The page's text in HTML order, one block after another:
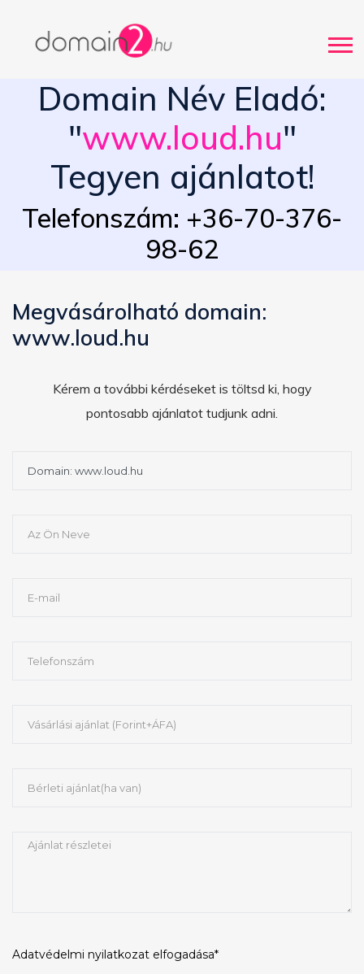
Domain Név Eladó:
"www.loud.hu"
Tegyen ajánlatot!
Telefonszám: +36-70-376-
98-62
Megvásárolható domain:
www.loud.hu
Kérem a további kérdéseket is töltsd ki, hogy
pontosabb ajánlatot tudjunk adni.
Adatvédelmi nyilatkozat elfogadása*